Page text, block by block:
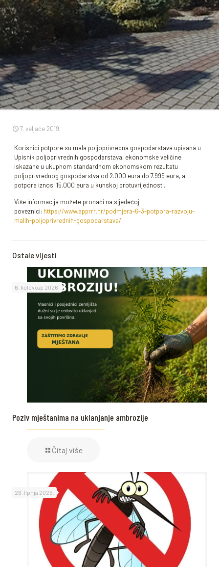
7. veljače 2019.
Korisnici potpore su mala poljoprivredna gospodarstava upisana u
Upisnik poljoprivrednih gospodarstava, ekonomske veličine
iskazane u ukupnom standardnom ekonomskom rezultatu
poljoprivrednog gospodarstva od 2.000 eura do 7.999 eura, a
potpora iznosi 15.000 eura u kunskoj protuvrijednosti.
Više informacija možete pronaći na sljedećoj
poveznici: https://www.apprrr.hr/podmjera-6-3-potpora-razvoju-
malih-poljoprivrednih-gospodarstava/
Ostale vijesti
6. kolovoza 2026.
Poziv mještanima na uklanjanje ambrozije
Čitaj više
26. lipnja 2026.